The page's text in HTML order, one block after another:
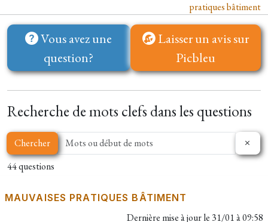
pratiques bâtiment
Vous avez une
question?
Laisser un avis sur
Picbleu
Recherche de mots clefs dans les questions
Chercher
44 questions
MAUVAISES PRATIQUES BÂTIMENT
Dernière mise à jour le 31/01 à 09:58